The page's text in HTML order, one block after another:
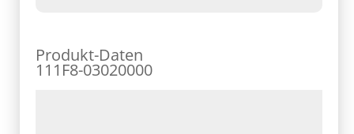
Produkt-Daten
111F8-03020000